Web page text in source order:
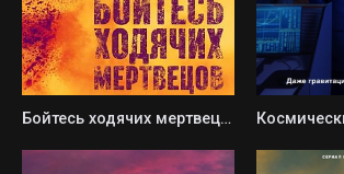
Бойтесь ходячих мертвецов